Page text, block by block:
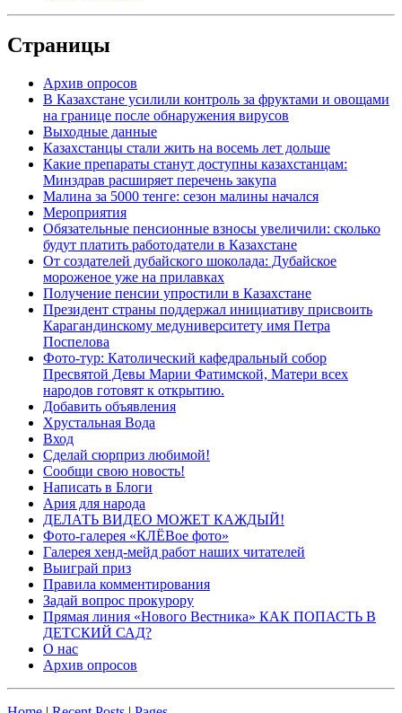
Страницы
Архив опросов
В Казахстане усилили контроль за фруктами и овощами
на границе после обнаружения вирусов
Выходные данные
Казахстанцы стали жить на восемь лет дольше
Какие препараты станут доступны казахстанцам:
Минздрав расширяет перечень закупа
Малина за 5000 тенге: сезон малины начался
Мероприятия
Обязательные пенсионные взносы увеличили: сколько
будут платить работодатели в Казахстане
От создателей дубайского шоколада: Дубайское
мороженое уже на прилавках
Получение пенсии упростили в Казахстане
Президент страны поддержал инициативу присвоить
Карагандинскому медуниверситету имя Петра
Поспелова
Фото-тур: Католический кафедральный собор
Пресвятой Девы Марии Фатимской, Матери всех
народов готовят к открытию.
Добавить объявления
Хрустальная Вода
Вход
Сделай сюрприз любимой!
Сообщи свою новость!
Написать в Блоги
Ария для народа
ДЕЛАТЬ ВИДЕО МОЖЕТ КАЖДЫЙ!
Фото-галерея «КЛЁВое фото»
Галерея хенд-мейд работ наших читателей
Выиграй приз
Правила комментирования
Задай вопрос прокурору
Прямая линия «Нового Вестника» КАК ПОПАСТЬ В
ДЕТСКИЙ САД?
О нас
Архив опросов